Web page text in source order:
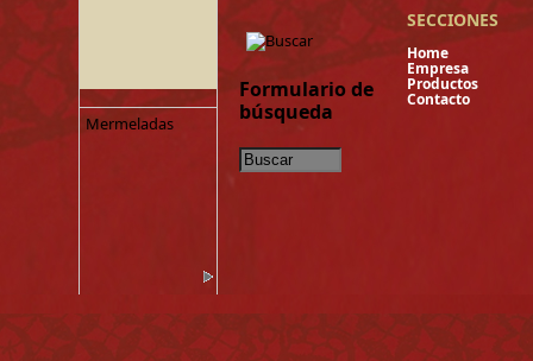
Mermeladas
Formulario de
búsqueda
SECCIONES
Contacto